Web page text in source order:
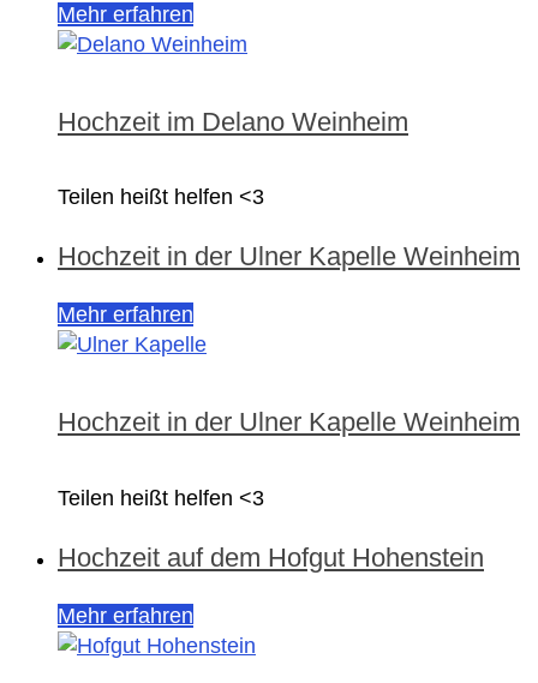
Mehr erfahren
Hochzeit im Delano Weinheim
Teilen heißt helfen <3
Hochzeit in der Ulner Kapelle Weinheim
Mehr erfahren
Hochzeit in der Ulner Kapelle Weinheim
Teilen heißt helfen <3
Hochzeit auf dem Hofgut Hohenstein
Mehr erfahren